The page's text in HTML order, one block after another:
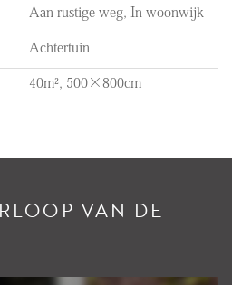
Aan rustige weg, In woonwijk
Achtertuin
40m², 500×800cm
VAN DE